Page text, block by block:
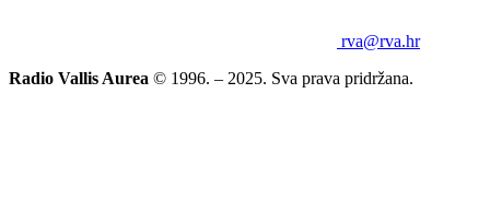
rva@rva.hr
Radio Vallis Aurea © 1996. – 2025. Sva prava pridržana.